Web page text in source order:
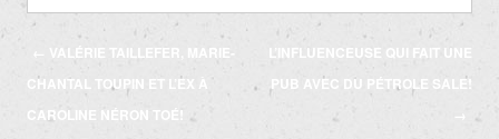
Navigation
des
articles
←
VALÉRIE TAILLEFER, MARIE-
CHANTAL TOUPIN ET L’EX À
CAROLINE NÉRON TOÉ!
L’INFLUENCEUSE QUI FAIT UNE
PUB AVEC DU PÉTROLE SALE!